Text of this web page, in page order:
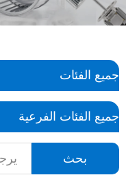
اتصل بنا
جميع الفئات
جميع الفئات الفرعية
بحث